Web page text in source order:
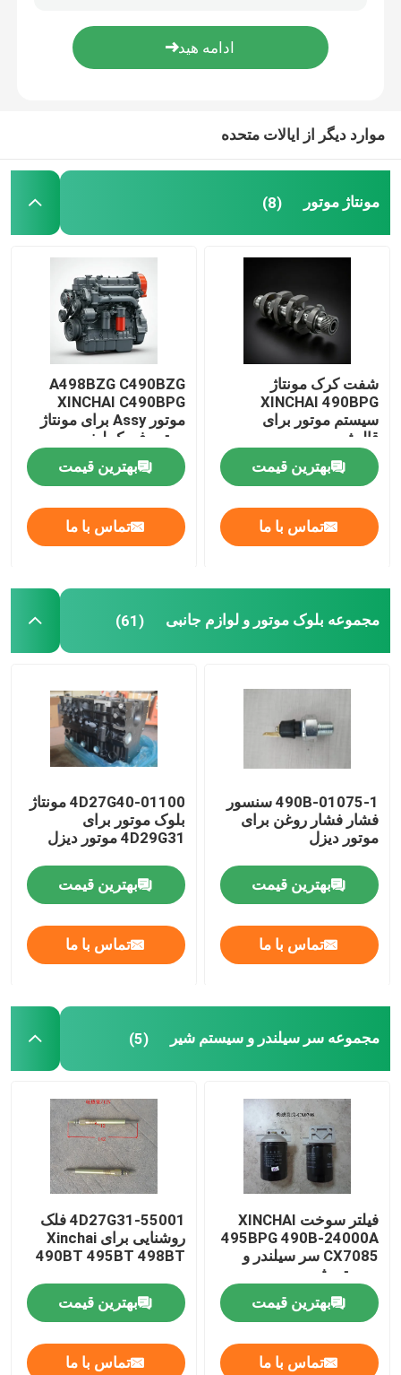
درباره ما
مونتاژ موتور
مجموعه بلوک موتور و لوازم جانبی
مجموعه سر سیلندر و سیستم شیر
مونتاژ قطارهای ماشین آلات زمانبندی
مونتاژ میل لنگ
مجموعه سیستم تامین سوخت
سیستم تامین روغن
سیستم خنک کننده
مونتاژ استارت
کفش ترمز
موارد دیگر از ایالات متحده
مونتاژ موتور (8)
شفت کرک مونتاژ
XINCHAI 490BPG
سیستم موتور برای
قالیشویی
بهترین قیمت
تماس با ما
A498BZG C490BZG
XINCHAI C490BPG
موتور Assy برای مونتاژ
موتور فورک لیفت
بهترین قیمت
تماس با ما
مجموعه بلوک موتور و لوازم جانبی (61)
490B-01075-1 سنسور
فشار فشار روغن برای
موتور دیزل
بهترین قیمت
تماس با ما
4D27G40-01100 مونتاژ
بلوک موتور برای
4D29G31 موتور دیزل
بهترین قیمت
تماس با ما
مجموعه سر سیلندر و سیستم شیر (5)
فیلتر سوخت XINCHAI
495BPG 490B-24000A
CX7085 سر سیلندر و
سیستم شیر
بهترین قیمت
تماس با ما
4D27G31-55001 فلک
روشنایی برای Xinchai
490BT 495BT 498BT
بهترین قیمت
تماس با ما